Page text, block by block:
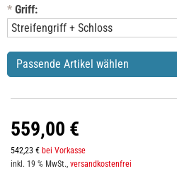
* Griff:
Passende Artikel wählen
559,00 €
542,23 € bei Vorkasse
inkl. 19 % MwSt., versandkostenfrei